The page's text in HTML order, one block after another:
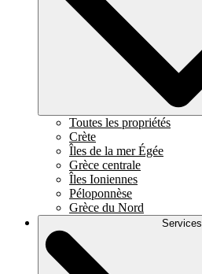
Toutes les propriétés
Crète
Îles de la mer Égée
Grèce centrale
Îles Ioniennes
Péloponnèse
Grèce du Nord
Services